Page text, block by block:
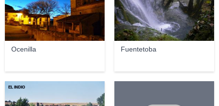
Ocenilla Fuentetoba
EL INDIO